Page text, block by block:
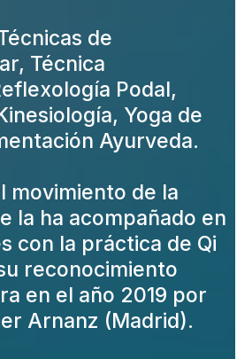
de
Técnica
Podal,
Yoga de
Ayurveda.
movimiento de la
la ha acompañado en
con la práctica de Qi
reconocimiento
en el año 2019 por
Arnanz (Madrid).